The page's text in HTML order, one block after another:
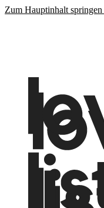
Zum Hauptinhalt springen